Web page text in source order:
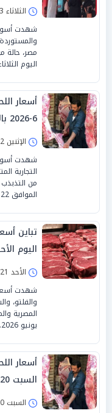
الثلاثاء 23/يونيو/2026 - 08:30 ص
شهدت
مصر، حالة
اليوم الثلاثاء،
6-2026 بالأسواق
الإثنين 22/يونيو/2026 - 08:30 ص
شهدت
التجارية
من التذبذب
الموافق 22 يونيو 2026.
تباين
اليوم الأحد 21-6-
الأحد 21/يونيو/2026 - 08:00 ص
شهدت
والفلتو،
يونيو 2026.
أسعار
السبت 20-6-2026
السبت 20/يونيو/2026 - 08:30 ص